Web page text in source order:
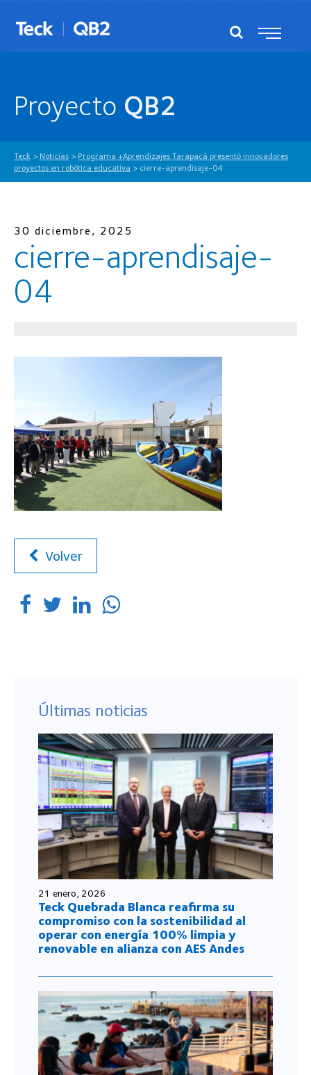
Proyecto QB2
Teck > Noticias > Programa +Aprendizajes Tarapacá presentó innovadores
proyectos en robótica educativa > cierre-aprendisaje-04
30 diciembre, 2025
cierre-aprendisaje-
04
Volver
Últimas noticias
21 enero, 2026
Teck Quebrada Blanca reafirma su
compromiso con la sostenibilidad al
operar con energía 100% limpia y
renovable en alianza con AES Andes